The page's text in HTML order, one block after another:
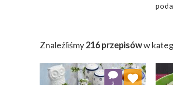
Znaleźliśmy216 przepisóww
3
Dodaj do ulubionych